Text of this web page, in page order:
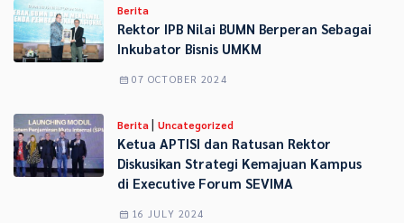
Berita
Rektor IPB Nilai BUMN Berperan Sebagai
Inkubator Bisnis UMKM
07 OCTOBER 2024
Berita | Uncategorized
Ketua APTISI dan Ratusan Rektor
Diskusikan Strategi Kemajuan Kampus
di Executive Forum SEVIMA
16 JULY 2024